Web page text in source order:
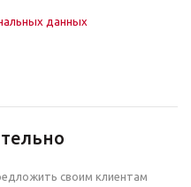
данных
своим клиентам